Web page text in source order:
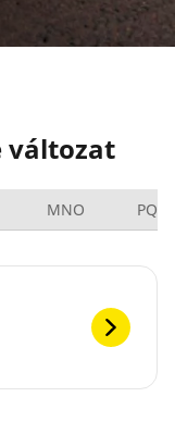
változat
MNO PQRS